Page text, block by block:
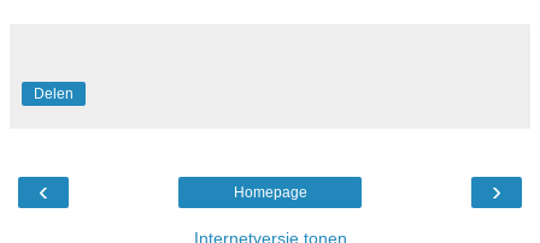
Delen
‹ ›
Homepage
Internetversie tonen